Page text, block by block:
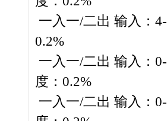
一入一/二出 输入：
0.2%
一入一/二出 输入：
度：0.2%
一入一/二出 输入：